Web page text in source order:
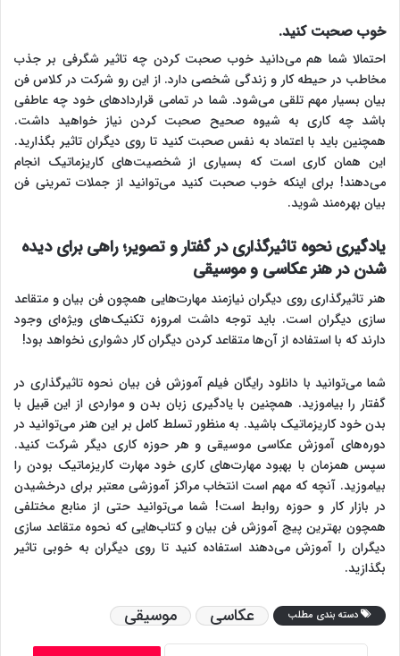
خوب صحبت کنید.
احتمالا شما هم می‌دانید خوب صحبت کردن چه تاثیر شگرفی بر جذب
مخاطب در حیطه کار و زندگی شخصی دارد. از این رو شرکت در کلاس فن
بیان بسیار مهم تلقی می‌شود. شما در تمامی قراردادهای خود چه عاطفی
باشد چه کاری به شیوه صحیح صحبت کردن نیاز خواهید داشت.
همچنین باید با اعتماد به نفس صحبت کنید تا روی دیگران تاثیر بگذارید.
این همان کاری است که بسیاری از شخصیت‌های کاریزماتیک انجام
می‌دهند! برای اینکه خوب صحبت کنید می‌توانید از جملات تمرینی فن
بیان بهره‌مند شوید.
یادگیری نحوه تاثیرگذاری در گفتار و تصویر؛ راهی برای دیده
شدن در هنر عکاسی و موسیقی
هنر تاثیرگذاری روی دیگران نیازمند مهارت‌هایی همچون فن بیان و متقاعد
سازی دیگران است. باید توجه داشت امروزه تکنیک‌های ویژه‌ای وجود
دارند که با استفاده از آن‌ها متقاعد کردن دیگران کار دشواری نخواهد بود!
شما می‌توانید با دانلود رایگان فیلم آموزش فن بیان نحوه تاثیرگذاری در
گفتار را بیاموزید. همچنین با یادگیری زبان بدن و مواردی از این قبیل با
بدن خود کاریزماتیک باشید. به منظور تسلط کامل بر این هنر می‌توانید در
دوره‌های آموزش عکاسی موسیقی و هر حوزه کاری دیگر شرکت کنید.
سپس همزمان با بهبود مهارت‌های کاری خود مهارت کاریزماتیک بودن را
بیاموزید. آنچه که مهم است انتخاب مراکز آموزشی معتبر برای درخشیدن
در بازار کار و حوزه روابط است! شما می‌توانید حتی از منابع مختلفی
همچون بهترین پیج آموزش فن بیان و کتاب‌هایی که نحوه متقاعد سازی
دیگران را آموزش می‌دهند استفاده کنید تا روی دیگران به خوبی تاثیر
بگذازید.
دسته بندی مطلب عکاسی موسیقی